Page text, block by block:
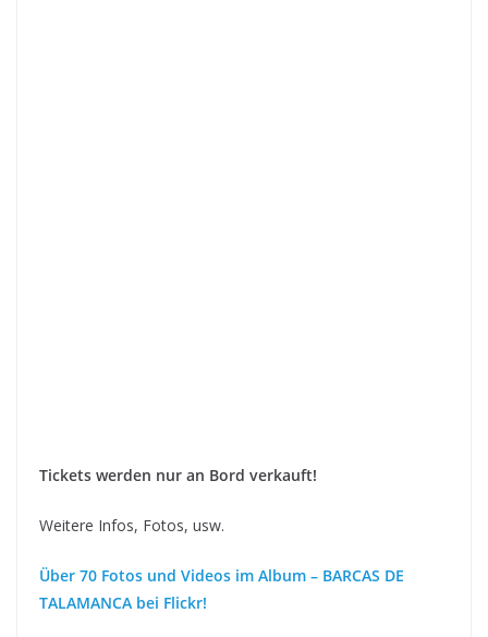
Tickets werden nur an Bord verkauft!
Weitere Infos, Fotos, usw.
Über 70 Fotos und Videos im Album – BARCAS DE
TALAMANCA bei Flickr!